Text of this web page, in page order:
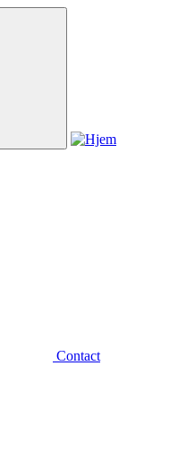
Contact